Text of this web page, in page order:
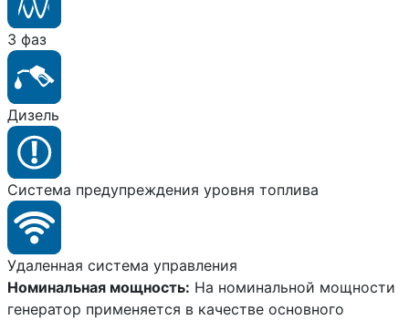
3 фаз
Дизель
Система предупреждения уровня топлива
Удаленная система управления
Номинальная мощность: На номинальной мощности
генератор применяется в качестве основного